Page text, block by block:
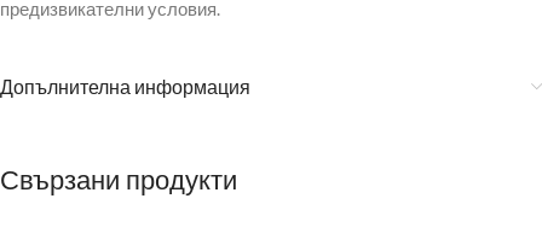
предизвикателни условия.
Допълнителна информация
Свързани продукти